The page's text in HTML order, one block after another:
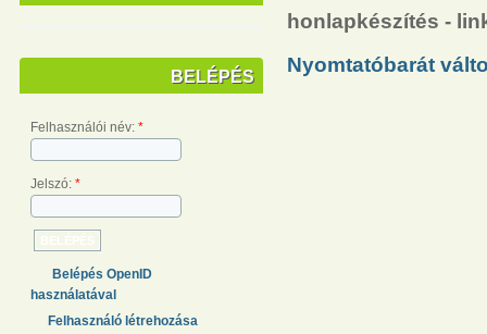
BELÉPÉS
Felhasználói név: *
Jelszó: *
Belépés OpenID
használatával
Felhasználó létrehozása
honlapkészítés -
Nyomtatóbarát